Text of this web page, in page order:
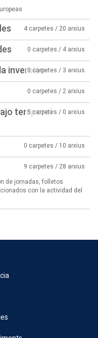
4 carpetes / 20 arxius
0 carpetes / 4 arxius
inversión0 carpetes / 3 arxius
0 carpetes / 2 arxius
temporal
5 carpetes / 0 arxius
0 carpetes / 10 arxius
9 carpetes / 28 arxius
de jornadas, folletos
con la actividad del